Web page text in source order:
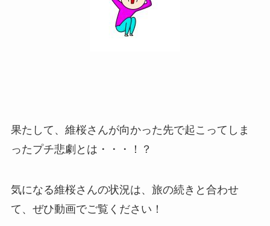
果たして、維桜さんが向かった先で起こってしま
ったプチ悲劇とは・・・！？
気になる維桜さんの状況は、旅の続きと合わせ
て、ぜひ動画でご覧ください！